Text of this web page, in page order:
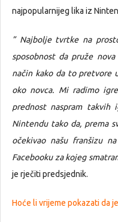
najpopularnijeg lika iz
” Najbolje tvrtke na
sposobnost da pruže
način kako da to pretvore
oko novca. Mi radimo
prednost naspram takvih
Nintendu tako da, prema
očekivao našu franšizu
Facebooku za kojeg
je rječiti predsjednik.
Hoće li vrijeme pokazati da